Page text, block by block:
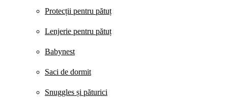
Protecții pentru pătuț
Lenjerie pentru pătuț
Babynest
Saci de dormit
Snuggles și păturici